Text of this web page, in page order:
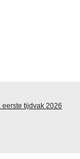
eerste tijdvak 2026